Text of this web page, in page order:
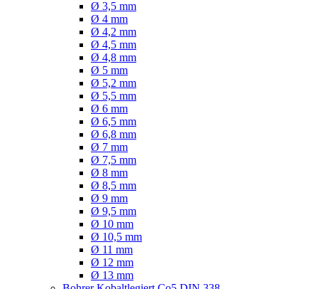
Ø 3,5 mm
Ø 4 mm
Ø 4,2 mm
Ø 4,5 mm
Ø 4,8 mm
Ø 5 mm
Ø 5,2 mm
Ø 5,5 mm
Ø 6 mm
Ø 6,5 mm
Ø 6,8 mm
Ø 7 mm
Ø 7,5 mm
Ø 8 mm
Ø 8,5 mm
Ø 9 mm
Ø 9,5 mm
Ø 10 mm
Ø 10,5 mm
Ø 11 mm
Ø 12 mm
Ø 13 mm